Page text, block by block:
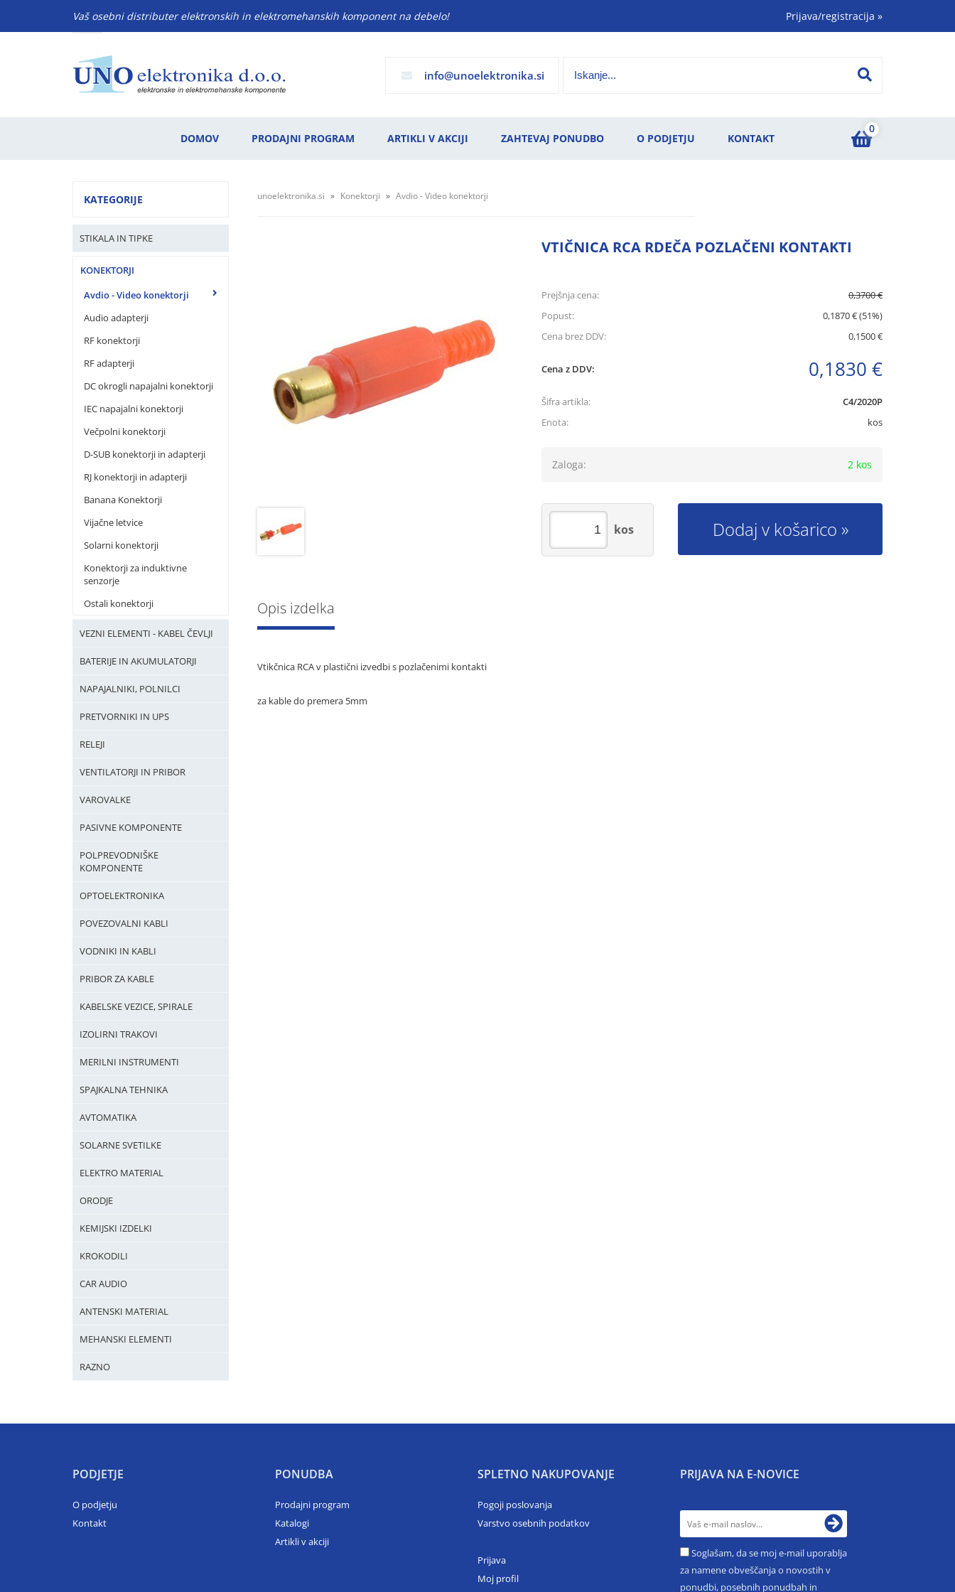
Vaš osebni distributer elektronskih in elektromehanskih komponent na debelo! Prijava/registracija »
info unoelektronika.si
0
DOMOV PRODAJNI PROGRAM ARTIKLI V AKCIJI ZAHTEVAJ PONUDBO O PODJETJU KONTAKT
KATEGORIJE
STIKALA IN TIPKE
KONEKTORJI
Avdio - Video konektorji
Audio adapterji
RF konektorji
RF adapterji
DC okrogli napajalni konektorji
IEC napajalni konektorji
Večpolni konektorji
D-SUB konektorji in adapterji
RJ konektorji in adapterji
Banana Konektorji
Vijačne letvice
Solarni konektorji
Konektorji za induktivne
senzorje
Ostali konektorji
VEZNI ELEMENTI - KABEL ČEVLJI
BATERIJE IN AKUMULATORJI
NAPAJALNIKI, POLNILCI
PRETVORNIKI IN UPS
RELEJI
VENTILATORJI IN PRIBOR
VAROVALKE
PASIVNE KOMPONENTE
POLPREVODNIŠKE
KOMPONENTE
OPTOELEKTRONIKA
POVEZOVALNI KABLI
VODNIKI IN KABLI
PRIBOR ZA KABLE
KABELSKE VEZICE, SPIRALE
IZOLIRNI TRAKOVI
MERILNI INSTRUMENTI
SPAJKALNA TEHNIKA
AVTOMATIKA
SOLARNE SVETILKE
ELEKTRO MATERIAL
ORODJE
KEMIJSKI IZDELKI
KROKODILI
CAR AUDIO
ANTENSKI MATERIAL
MEHANSKI ELEMENTI
RAZNO
unoelektronika.si Konektorji Avdio - Video konektorji
VTIČNICA RCA RDEČA POZLAČENI KONTAKTI
Prejšnja cena:
0,3700 €
Popust:
0,1870 € (51%)
Cena brez DDV:
0,1500 €
Cena z DDV: 0,1830 €
Šifra artikla:
C4/2020P
Enota:
kos
Zaloga: 2 kos
Dodaj v košarico
kos
Opis izdelka
Vtikčnica RCA v plastični izvedbi s pozlačenimi kontakti
za kable do premera 5mm
PODJETJE
O podjetju
Kontakt
PONUDBA
Prodajni program
Katalogi
Artikli v akciji
SPLETNO NAKUPOVANJE
Pogoji poslovanja
Varstvo osebnih podatkov
Prijava
Moj profil
PRIJAVA NA E-NOVICE
Soglašam, da se moj e-mail uporablja
za namene obveščanja o novostih v
ponudbi, posebnih ponudbah in